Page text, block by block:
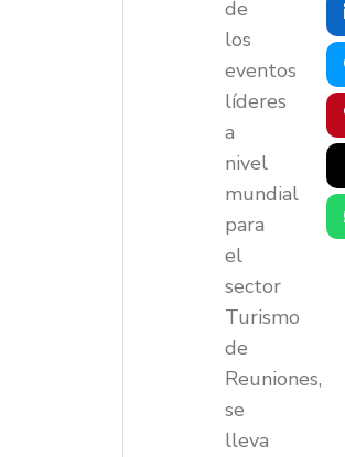
de
los
eventos
líderes
a
nivel
mundial
para
el
sector
Turismo
de
Reuniones,
se
lleva